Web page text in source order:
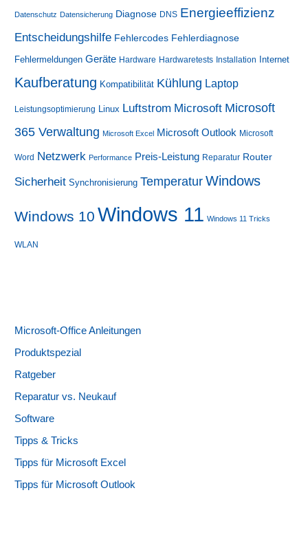
Datenschutz Datensicherung Diagnose DNS Energieeffizienz
Entscheidungshilfe Fehlercodes Fehlerdiagnose
Fehlermeldungen Geräte Hardware Hardwaretests Installation Internet
Kaufberatung Kompatibilität Kühlung Laptop
Leistungsoptimierung Linux Luftstrom Microsoft Microsoft
365 Verwaltung Microsoft Excel Microsoft Outlook Microsoft
Word Netzwerk Performance Preis-Leistung Reparatur Router
Sicherheit Synchronisierung Temperatur Windows
Windows 10 Windows 11 Windows 11 Tricks
WLAN
Microsoft-Office Anleitungen
Produktspezial
Ratgeber
Reparatur vs. Neukauf
Software
Tipps & Tricks
Tipps für Microsoft Excel
Tipps für Microsoft Outlook